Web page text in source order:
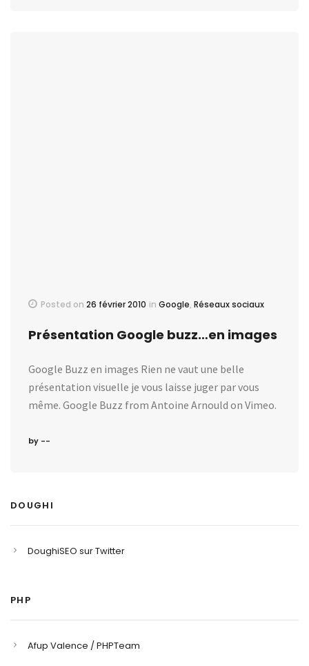
Posted on 26 février 2010 in Google, Réseaux sociaux
Présentation Google buzz…en images
Google Buzz en images Rien ne vaut une belle
présentation visuelle je vous laisse juger par vous
même. Google Buzz from Antoine Arnould on Vimeo.
by --
DOUGHI
DoughiSEO sur Twitter
PHP
Afup Valence / PHPTeam